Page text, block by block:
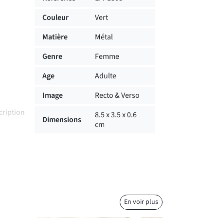
ou
Couleur
Vert
Matière
Métal
Genre
Femme
Age
Adulte
Image
Recto & Verso
Dimensions
8.5 x 3.5 x 0.6
cm
En voir plus